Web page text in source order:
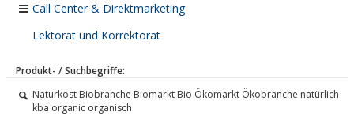
Call Center & Direktmarketing
Lektorat und Korrektorat
Produkt- / Suchbegriffe:
Naturkost Biobranche Biomarkt Bio Ökomarkt Ökobranche natürlich
kba organic organisch